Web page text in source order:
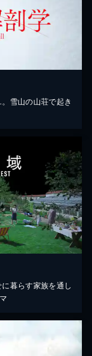
雪山の山荘で起き
暮らす家族を通し